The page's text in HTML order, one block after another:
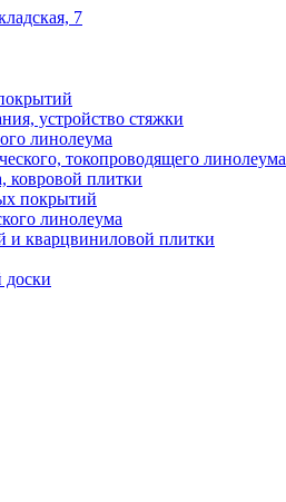
7
устройство стяжки
линолеума
токопроводящего линолеума
ковровой плитки
покрытий
линолеума
и кварцвиниловой плитки
доски